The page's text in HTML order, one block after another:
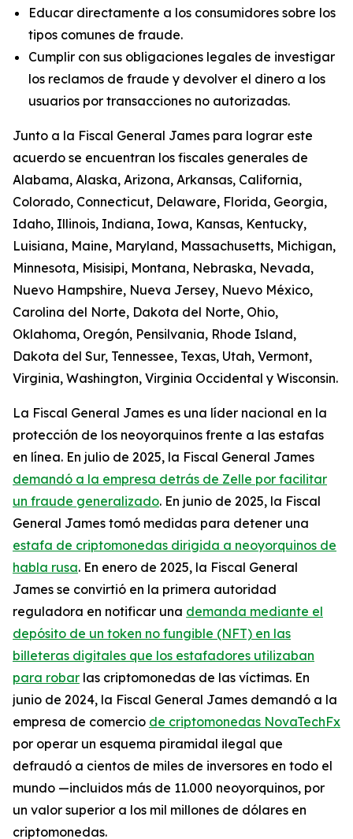
Educar directamente a los consumidores sobre los
tipos comunes de fraude.
Cumplir con sus obligaciones legales de investigar
los reclamos de fraude y devolver el dinero a los
usuarios por transacciones no autorizadas.
Junto a la Fiscal General James para lograr este
acuerdo se encuentran los fiscales generales de
Alabama, Alaska, Arizona, Arkansas, California,
Colorado, Connecticut, Delaware, Florida, Georgia,
Idaho, Illinois, Indiana, Iowa, Kansas, Kentucky,
Luisiana, Maine, Maryland, Massachusetts, Michigan,
Minnesota, Misisipi, Montana, Nebraska, Nevada,
Nuevo Hampshire, Nueva Jersey, Nuevo México,
Carolina del Norte, Dakota del Norte, Ohio,
Oklahoma, Oregón, Pensilvania, Rhode Island,
Dakota del Sur, Tennessee, Texas, Utah, Vermont,
Virginia, Washington, Virginia Occidental y Wisconsin.
La Fiscal General James es una líder nacional en la
protección de los neoyorquinos frente a las estafas
en línea. En julio de 2025, la Fiscal General James
demandó a la empresa detrás de Zelle por facilitar
un fraude generalizado. En junio de 2025, la Fiscal
General James tomó medidas para detener una
estafa de criptomonedas dirigida a neoyorquinos de
habla rusa. En enero de 2025, la Fiscal General
James se convirtió en la primera autoridad
reguladora en notificar una demanda mediante el
depósito de un token no fungible (NFT) en las
billeteras digitales que los estafadores utilizaban
para robar las criptomonedas de las víctimas. En
junio de 2024, la Fiscal General James demandó a la
empresa de comercio de criptomonedas NovaTechFx
por operar un esquema piramidal ilegal que
defraudó a cientos de miles de inversores en todo el
mundo —incluidos más de 11.000 neoyorquinos, por
un valor superior a los mil millones de dólares en
criptomonedas.